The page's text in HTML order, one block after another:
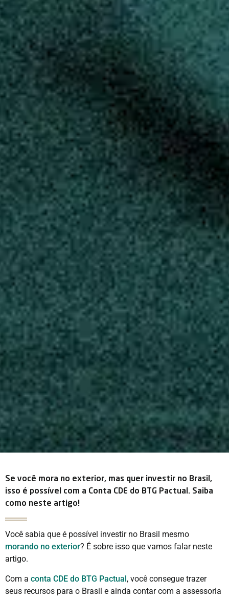
Se você mora no exterior, mas quer investir no Brasil,
isso é possível com a Conta CDE do BTG Pactual. Saiba
como neste artigo!
Você sabia que é possível investir no Brasil mesmo
morando no exterior? É sobre isso que vamos falar neste
artigo.
Com a conta CDE do BTG Pactual, você consegue trazer
seus recursos para o Brasil e ainda contar com a assessoria